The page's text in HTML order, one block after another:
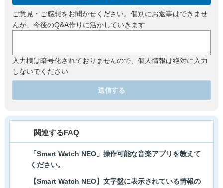
ご意見・ご感想をお聞かせください。個別にお返事はできませ
んが、今後のQ&A作りに活かしていきます
入力欄は暗号化されておりませんので、個人情報は絶対に入力
しないでください
送信する
関連するFAQ
「Smart Watch NEO」操作可能な音楽アプリを教えて
ください。
【Smart Watch NEO】文字盤に表示されている情報の